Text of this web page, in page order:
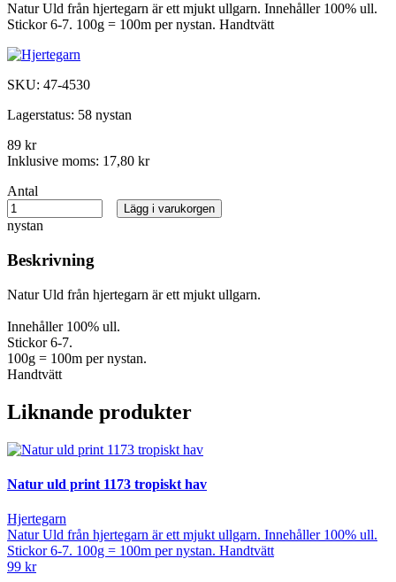
Natur Uld från hjertegarn är ett mjukt ullgarn. Innehåller 100% ull.
Stickor 6-7. 100g = 100m per nystan. Handtvätt
SKU: 47-4530
Lagerstatus: 58 nystan
89 kr
Inklusive moms: 17,80 kr
Antal
nystan
Lägg i varukorgen
Beskrivning
Natur Uld från hjertegarn är ett mjukt ullgarn.
Innehåller 100% ull.
Stickor 6-7.
100g = 100m per nystan.
Handtvätt
Liknande produkter
Natur uld print 1173 tropiskt hav
Hjertegarn
Natur Uld från hjertegarn är ett mjukt ullgarn. Innehåller 100% ull.
Stickor 6-7. 100g = 100m per nystan. Handtvätt
99 kr